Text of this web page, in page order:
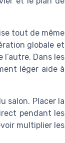
tout de même
globale et
Dans les
léger aide à
salon. Placer la
pendant les
multiplier les